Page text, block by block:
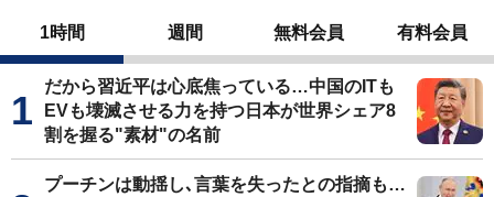
1時間 週間 無料会員 有料会員
だから習近平は心底焦っている…中国のITも
EVも壊滅させる力を持つ日本が世界シェア8
割を握る"素材"の名前
プーチンは動揺し､言葉を失ったとの指摘も…